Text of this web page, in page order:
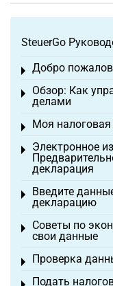
SteuerGo
Добро
Toggle menu
Обзор: Как
делами
Toggle menu
Моя
Toggle menu
Электронное
декларация
Toggle menu
Введите
декларацию
Toggle menu
Советы по
свои данные
Toggle menu
Проверка
Toggle menu
Подать